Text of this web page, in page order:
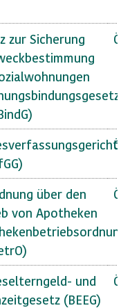
zur Sicherung
über den
von Apotheken
und
(BEEG)